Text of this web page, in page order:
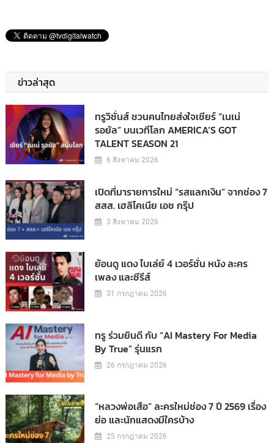
ข่าวล่าสุด
ทรูวิชั่นส์ ชวนคนไทยส่งใจเชียร์ “เนเน่
รอยัล” บนเวทีโลก AMERICA’S GOT
TALENT SEASON 21
6 สิงหาคม 2026
เปิดที่มารายการใหม่ “รสแลกเงิน” จากช่อง 7
สสส. เฮลิโคเนีย เอช กรุ๊ป
3 สิงหาคม 2026
ย้อนดู แดง ไบเล่ย์ 4 เวอร์ชั่น หนัง ละคร
เพลง และซีรีส์
31 กรกฎาคม 2026
ทรู ร่วมยินดี กับ “AI Mastery For Media
By True” รุ่นแรก
26 กรกฎาคม 2026
“หลวงพ่อเสือ” ละครใหม่ช่อง 7 ปี 2569 เรื่อง
ย่อ และนักแสดงมีใครบ้าง
25 กรกฎาคม 2026